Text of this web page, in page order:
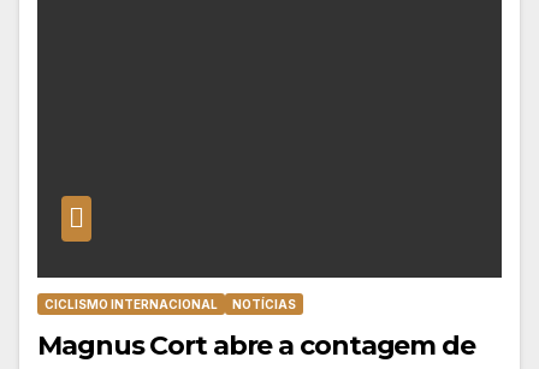
CICLISMO INTERNACIONAL NOTÍCIAS
Magnus Cort abre a contagem de